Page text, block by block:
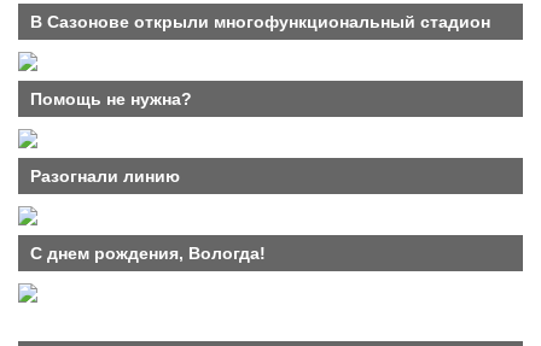
В Сазонове открыли многофункциональный стадион
Помощь не нужна?
Разогнали линию
С днем рождения, Вологда!